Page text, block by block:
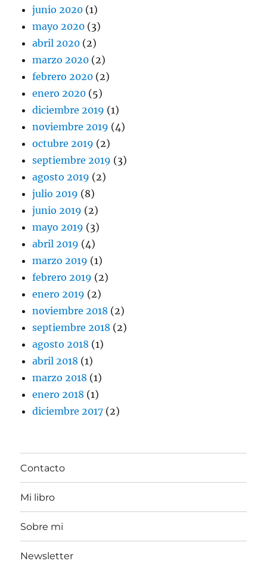
junio 2020 (1)
mayo 2020 (3)
abril 2020 (2)
marzo 2020 (2)
febrero 2020 (2)
enero 2020 (5)
diciembre 2019 (1)
noviembre 2019 (4)
octubre 2019 (2)
septiembre 2019 (3)
agosto 2019 (2)
julio 2019 (8)
junio 2019 (2)
mayo 2019 (3)
abril 2019 (4)
marzo 2019 (1)
febrero 2019 (2)
enero 2019 (2)
noviembre 2018 (2)
septiembre 2018 (2)
agosto 2018 (1)
abril 2018 (1)
marzo 2018 (1)
enero 2018 (1)
diciembre 2017 (2)
Contacto
Mi libro
Sobre mi
Newsletter